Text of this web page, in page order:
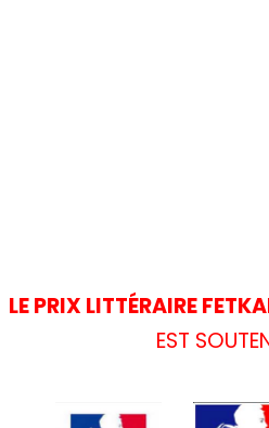
LE PRIX LITTÉRAIRE
EST